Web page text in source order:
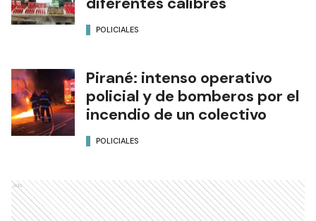
POLICIALES
Pirané: intenso operativo
policial y de bomberos por el
incendio de un colectivo
POLICIALES
Ads